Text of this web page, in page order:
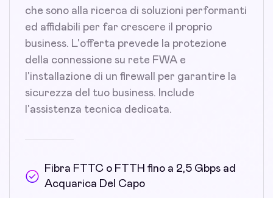
che sono alla ricerca di soluzioni performanti
ed affidabili per far crescere il proprio
business. L'offerta prevede la protezione
della connessione su rete FWA e
l'installazione di un firewall per garantire la
sicurezza del tuo business. Include
l'assistenza tecnica dedicata.
Fibra FTTC o FTTH fino a 2,5 Gbps ad
Acquarica Del Capo